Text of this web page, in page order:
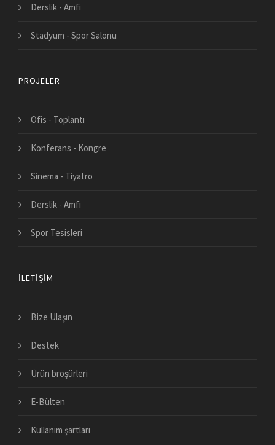
Derslik - Amfi
Stadyum - Spor Salonu
PROJELER
Ofis - Toplantı
Konferans - Kongre
Sinema - Tiyatro
Derslik - Amfi
Spor Tesisleri
İLETIŞIM
Bize Ulaşın
Destek
Ürün broşürleri
E-Bülten
Kullanım şartları